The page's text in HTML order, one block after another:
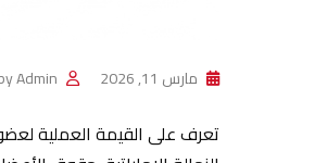
مارس 11, 2026 Admin